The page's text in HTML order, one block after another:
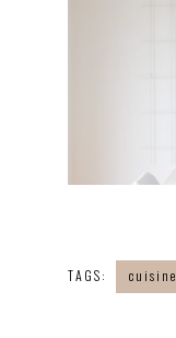
TAGS: cuisine